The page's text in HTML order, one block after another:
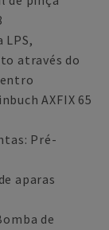
através do
AXFIX 65
Pré-
aparas
de